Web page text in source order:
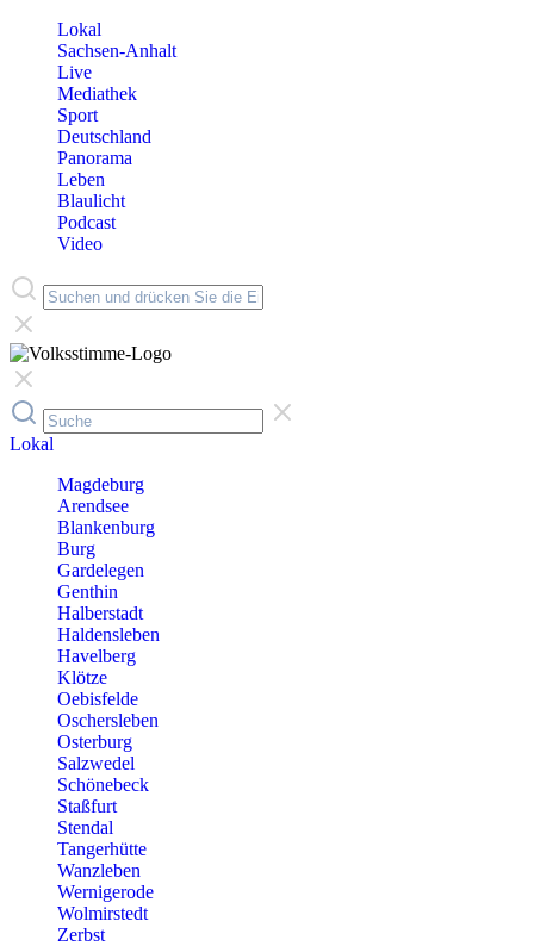
Lokal
Sachsen-Anhalt
Live
Mediathek
Sport
Deutschland
Panorama
Leben
Blaulicht
Podcast
Video
Lokal
Magdeburg
Arendsee
Blankenburg
Burg
Gardelegen
Genthin
Halberstadt
Haldensleben
Havelberg
Klötze
Oebisfelde
Oschersleben
Osterburg
Salzwedel
Schönebeck
Staßfurt
Stendal
Tangerhütte
Wanzleben
Wernigerode
Wolmirstedt
Zerbst